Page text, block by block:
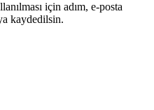
için adım, e-posta
kaydedilsin.